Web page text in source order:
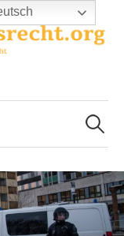
Suchen
nach: